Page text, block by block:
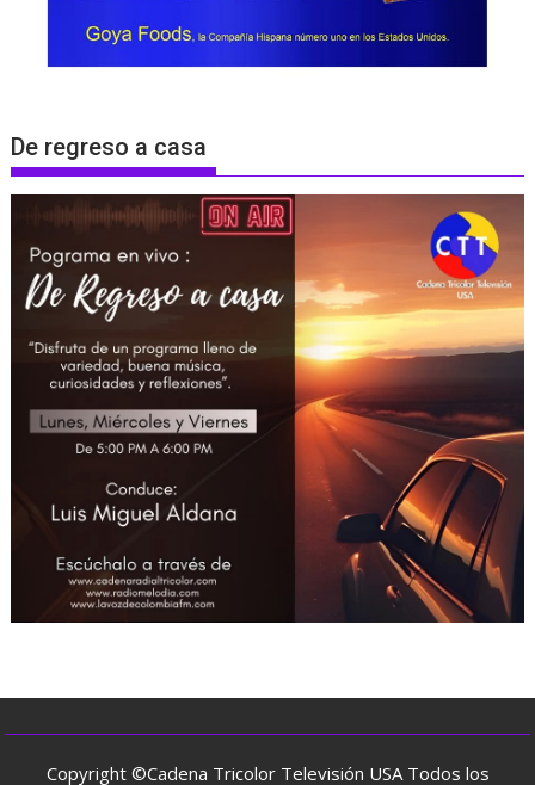
De regreso a casa
Copyright ©Cadena Tricolor Televisión USA Todos los